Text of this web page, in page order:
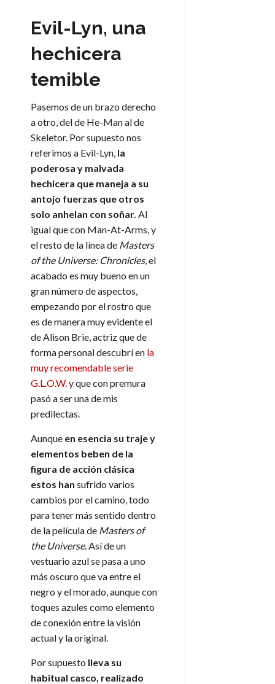
Evil-Lyn, una
hechicera
temible
Pasemos de un brazo derecho
a otro, del de He-Man al de
Skeletor. Por supuesto nos
referimos a Evil-Lyn, la
poderosa y malvada
hechicera que maneja a su
antojo fuerzas que otros
solo anhelan con soñar. Al
igual que con Man-At-Arms, y
el resto de la línea de Masters
of the Universe: Chronicles, el
acabado es muy bueno en un
gran número de aspectos,
empezando por el rostro que
es de manera muy evidente el
de Alison Brie, actriz que de
forma personal descubrí en la
muy recomendable serie
G.L.O.W.y que con premura
pasó a ser una de mis
predilectas.
Aunque en esencia su traje y
elementos beben de la
figura de acción clásica
estos han sufrido varios
cambios por el camino, todo
para tener más sentido dentro
de la película de Masters of
the Universe. Así de un
vestuario azul se pasa a uno
más oscuro que va entre el
negro y el morado, aunque con
toques azules como elemento
de conexión entre la visión
actual y la original.
Por supuesto lleva su
habitual casco, realizado